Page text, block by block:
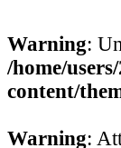
Warning:
/home/
content/
Warning: